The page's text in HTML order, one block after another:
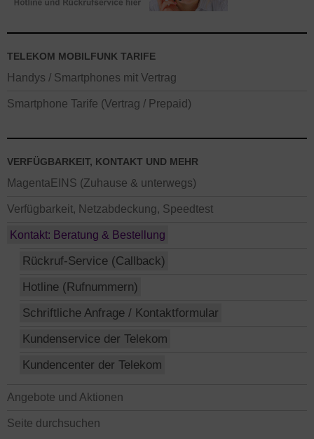
TELEKOM MOBILFUNK TARIFE
Handys / Smartphones mit Vertrag
Smartphone Tarife (Vertrag / Prepaid)
VERFÜGBARKEIT, KONTAKT UND MEHR
MagentaEINS (Zuhause & unterwegs)
Verfügbarkeit, Netzabdeckung, Speedtest
Kontakt: Beratung & Bestellung
Rückruf-Service (Callback)
Hotline (Rufnummern)
Schriftliche Anfrage / Kontaktformular
Kundenservice der Telekom
Kundencenter der Telekom
Angebote und Aktionen
Seite durchsuchen